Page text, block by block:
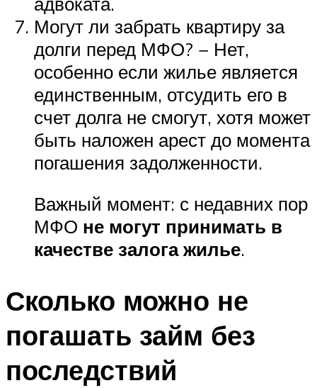
Могут ли забрать квартиру за
долги перед МФО? − Нет,
особенно если жилье является
единственным, отсудить его в
счет долга не смогут, хотя может
быть наложен арест до момента
погашения задолженности.
Важный момент: с недавних пор
МФО не могут принимать в
качестве залога жилье.
Сколько можно не
погашать займ без
последствий